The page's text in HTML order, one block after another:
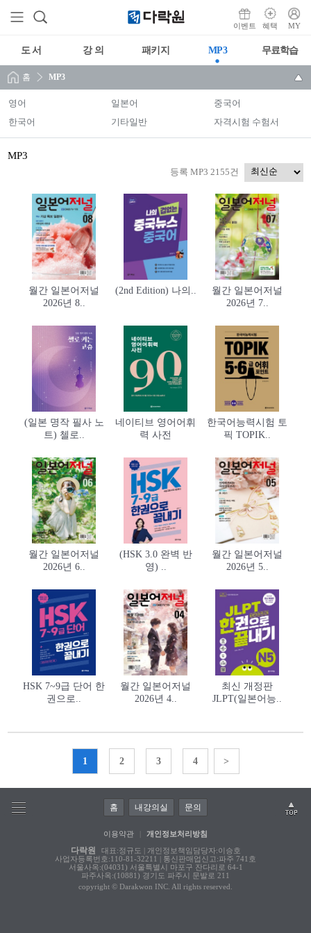
이벤트 혜택 MY
도 서 강 의 패키지 MP3 무료학습
홈 MP3
영어 일본어
중국어
한국어
기타일반 자격시험 수험서
MP3
등록 MP3 2155건
월간 일본어저널
2026년 8..
(2nd Edition) 나의..
월간 일본어저널
2026년 7..
(일본 명작 필사 노
트) 첼로..
네이티브 영어어휘
력 사전
한국어능력시험 토
픽 TOPIK..
월간 일본어저널
2026년 6..
(HSK 3.0 완벽 반
영) ..
월간 일본어저널
2026년 5..
HSK 7~9급 단어 한
권으로..
월간 일본어저널
2026년 4..
최신 개정판
JLPT(일본어능..
1 2 3 4 >
홈 내강의실 문의
이용약관 개인정보처리방침
다락원
대표:정규도 | 개인정보책임담당자:이승호
사업자등록번호:110-81-32211 | 통신판매업신고:파주 741호
서울사옥:(04031) 서울특별시 마포구 잔다리로 64-1
파주사옥:(10881) 경기도 파주시 문발로 211
copyright © Darakwon INC. All rights reserved.